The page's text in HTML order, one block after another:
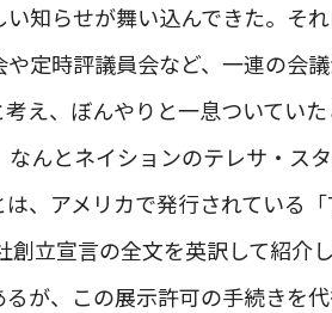
知らせが舞い込んできた。そ
定時評議員会など、一連の会
え、ぼんやりと一息ついてい
んとネイションのテレサ・ス
、アメリカで発行されている
立宣言の全文を英訳して紹介
が、この展示許可の手続きを